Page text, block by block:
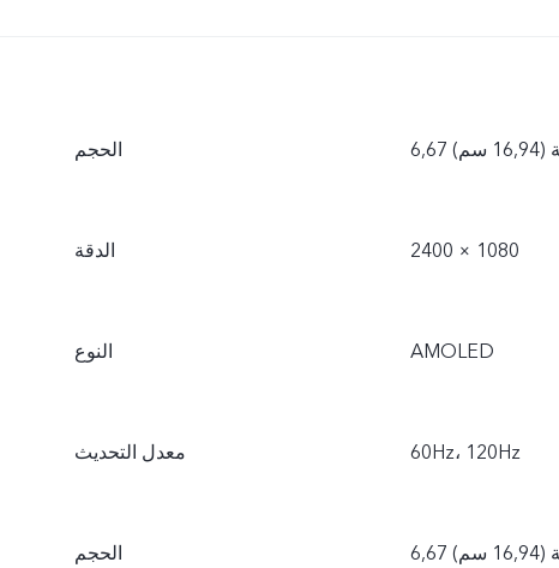
الحجم سم)
الدقة 2400 × 1080
النوع AMOLED
معدل التحديث 60Hz، 120Hz
الحجم سم)